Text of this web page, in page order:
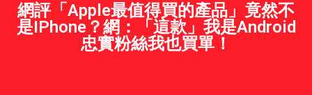
網評「Apple最值得買的產品」竟然不
是iPhone？網：「這款」我是Android
忠實粉絲我也買單！